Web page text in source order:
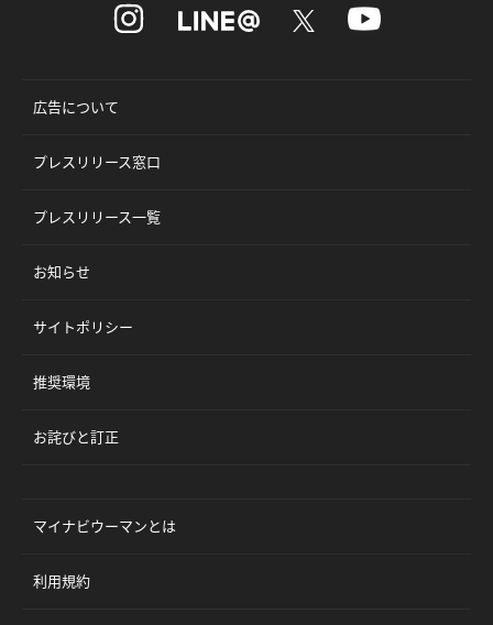
広告について
プレスリリース窓口
プレスリリース一覧
お知らせ
サイトポリシー
推奨環境
お詫びと訂正
マイナビウーマンとは
利用規約